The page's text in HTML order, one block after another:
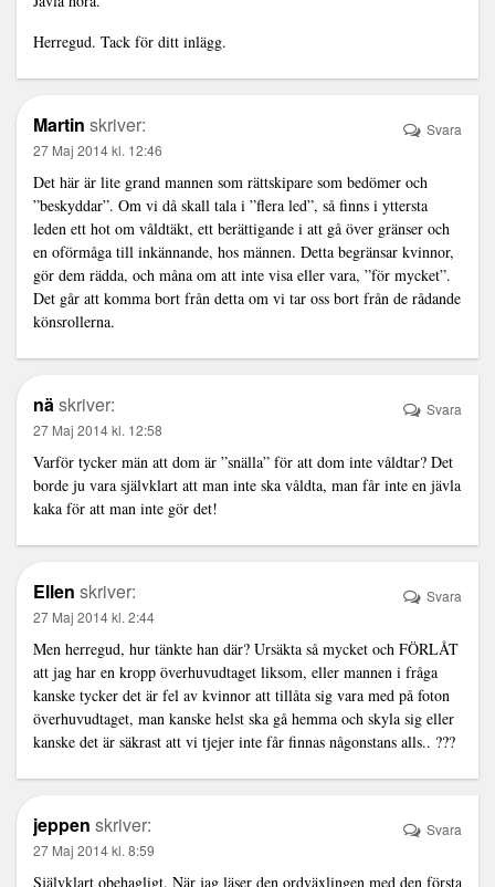
Herregud. Tack för ditt inlägg.
Martin skriver:
27 Maj 2014 kl. 12:46
Det här är lite grand mannen som rättskipare som bedömer och
”beskyddar”. Om vi då skall tala i ”flera led”, så finns i yttersta
leden ett hot om våldtäkt, ett berättigande i att gå över gränser och
en oförmåga till inkännande, hos männen. Detta begränsar kvinnor,
gör dem rädda, och måna om att inte visa eller vara, ”för mycket”.
Det går att komma bort från detta om vi tar oss bort från de rådande
könsrollerna.
Svara
näskriver:
27 Maj 2014 kl. 12:58
Varför tycker män att dom är ”snälla” för att dom inte våldtar? Det
borde ju vara självklart att man inte ska våldta, man får inte en jävla
kaka för att man inte gör det!
Svara
Ellen skriver:
27 Maj 2014 kl. 2:44
Men herregud, hur tänkte han där? Ursäkta så mycket och FÖRLÅT
att jag har en kropp överhuvudtaget liksom, eller mannen i fråga
kanske tycker det är fel av kvinnor att tillåta sig vara med på foton
överhuvudtaget, man kanske helst ska gå hemma och skyla sig eller
kanske det är säkrast att vi tjejer inte får finnas någonstans alls.. ???
Svara
jeppen skriver:
27 Maj 2014 kl. 8:59
Självklart obehagligt. När jag läser den ordväxlingen med den första
Svara